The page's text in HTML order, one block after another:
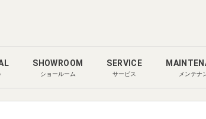
SHOWROOM
ショールーム
SERVICE
サービス メンテナ